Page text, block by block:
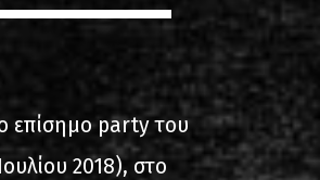
επίσημο party του
2018), στο